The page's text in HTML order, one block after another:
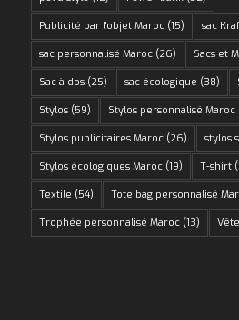
Publicité par l'objet Maroc(15) sac
sac personnalisé Maroc(26) Sacs et
Sac à dos(25) sac écologique (38)
Stylos(59) Stylos personnalisé Maroc
Stylos publicitaires Maroc(26) stylos
Stylos écologiques Maroc(19) T-shirt
Textile (54) Tote bag personnalisé
Trophée personnalisé Maroc(13)